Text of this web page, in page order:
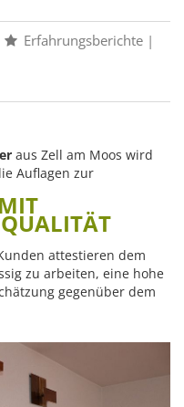
Erfahrungsberichte |
aus Zell am Moos wird
Auflagen zur
attestieren dem
zu arbeiten, eine hohe
gegenüber dem